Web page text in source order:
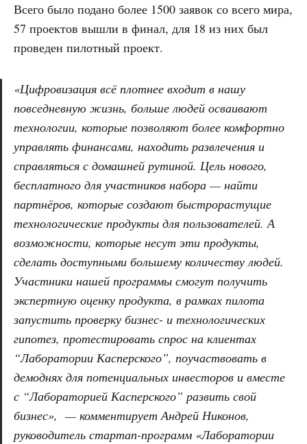
Всего было подано более 1500 заявок со всего мира,
57 проектов вышли в финал, для 18 из них был
проведен пилотный проект.
«Цифровизация всё плотнее входит в нашу
повседневную жизнь, больше людей осваивают
технологии, которые позволяют более комфортно
управлять финансами, находить развлечения и
справляться с домашней рутиной. Цель нового,
бесплатного для участников набора — найти
партнёров, которые создают быстрорастущие
технологические продукты для пользователей. А
возможности, которые несут эти продукты,
сделать доступными большему количеству людей.
Участники нашей программы смогут получить
экспертную оценку продукта, в рамках пилота
запустить проверку бизнес- и технологических
гипотез, протестировать спрос на клиентах
“Лаборатории Касперского”, поучаствовать в
демоднях для потенциальных инвесторов и вместе
с “Лабораторией Касперского” развить свой
бизнес», — комментирует Андрей Никонов,
руководитель стартап-программ «Лаборатории